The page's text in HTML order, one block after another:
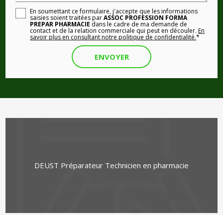
En soumettant ce formulaire, j'accepte que les informations
saisies soient traitées parASSOC PROFESSION FORMA
PREPAR PHARMACIE dans le cadre de ma demande de
contact et de la relation commerciale qui peut en découler.En
savoir plus en consultant notre politique de confidentialité.*
DEUST Préparateur Technicien en pharmacie